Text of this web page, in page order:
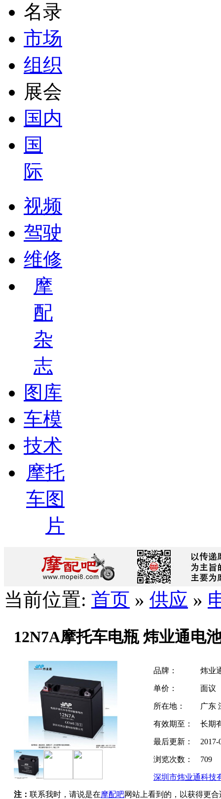
名录
市场
组织
展会
国内
国
际
视频
驾驶
维修
摩
配
杂
志
图库
车模
技术
摩托
车图
片
当前位置: 首页 » 供应 »
12N7A摩托车电瓶 炜业通电
品牌： 炜业
单价： 面议
所在地： 广东
有效期至： 长期
最后更新： 2017-
浏览次数： 709
深圳市炜业通科技
注： 联系我时，请说是在摩配吧网站上看到的，以获得更